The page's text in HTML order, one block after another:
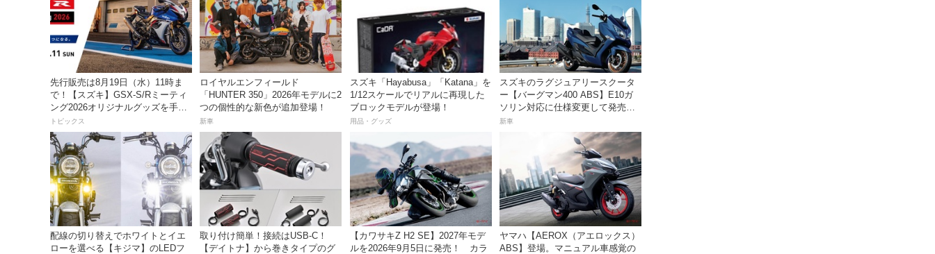
先行販売は8月19日（水）11時ま
で！【スズキ】GSX-S/Rミーティ
ング2026オリジナルグッズを手に
入れよう！
トピックス
ロイヤルエンフィールド
「HUNTER 350」2026年モデルに2
つの個性的な新色が追加登場！
新車
スズキ「Hayabusa」「Katana」を
1/12スケールでリアルに再現した
ブロックモデルが登場！
用品・グッズ
スズキのラグジュアリースクータ
ー【バーグマン400 ABS】E10ガ
ソリン対応に仕様変更して発売。
価格は据え置きの98万100円！
新車
配線の切り替えでホワイトとイエ
ローを選べる【キジマ】のLEDフ
取り付け簡単！接続はUSB-C！
【デイトナ】から巻きタイプのグ
【カワサキZ H2 SE】2027年モデ
ルを2026年9月5日に発売！ カラ
ヤマハ【AEROX（アエロックス）
ABS】登場。マニュアル車感覚の